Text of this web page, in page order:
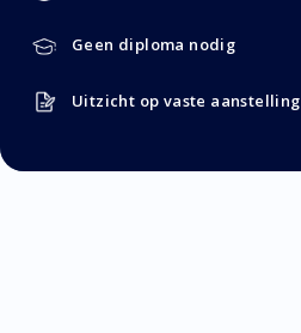
Geen diploma nodig
Uitzicht op vaste aanstelling